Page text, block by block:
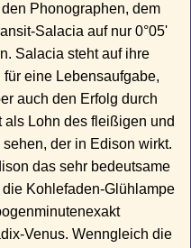
Phonographen, dem
Salacia auf nur 0°05'
Salacia steht auf ihre
eine Lebensaufgabe,
auch den Erfolg durch
als Lohn des fleißigen und
der in Edison wirkt.
das sehr bedeutsame
Kohlefaden-Glühlampe
Venus. Wenngleich die